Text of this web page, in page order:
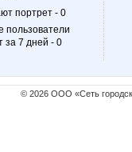
портрет - 0
пользователи
за 7 дней - 0
© 2026 ООО «Сеть